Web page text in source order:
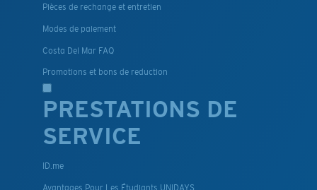
Pièces de rechange et entretien
Modes de paiement
Costa Del Mar FAQ
Promotions et bons de reduction
PRESTATIONS DE
SERVICE
ID.me
Avantages Pour Les Étudiants UNIDAYS